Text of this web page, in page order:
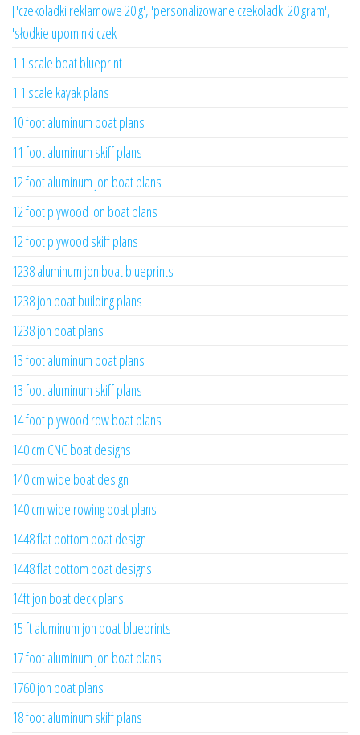
['czekoladki reklamowe 20 g', 'personalizowane czekoladki 20 gram',
'słodkie upominki czek
1 1 scale boat blueprint
1 1 scale kayak plans
10 foot aluminum boat plans
11 foot aluminum skiff plans
12 foot aluminum jon boat plans
12 foot plywood jon boat plans
12 foot plywood skiff plans
1238 aluminum jon boat blueprints
1238 jon boat building plans
1238 jon boat plans
13 foot aluminum boat plans
13 foot aluminum skiff plans
14 foot plywood row boat plans
140 cm CNC boat designs
140 cm wide boat design
140 cm wide rowing boat plans
1448 flat bottom boat design
1448 flat bottom boat designs
14ft jon boat deck plans
15 ft aluminum jon boat blueprints
17 foot aluminum jon boat plans
1760 jon boat plans
18 foot aluminum skiff plans